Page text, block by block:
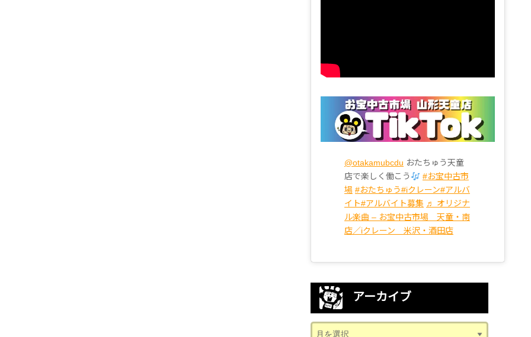
@otakamubcdu おたちゅう天童
店で楽しく働こう
#お宝中古市
場 #おたちゅう#iクレーン#アルバ
イト#アルバイト募集 ♬ オリジナ
ル楽曲 – お宝中古市場 天童・南
店／iクレーン 米沢・酒田店
アーカイブ